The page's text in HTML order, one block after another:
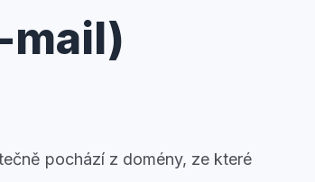
mail)
pochází z domény, ze které